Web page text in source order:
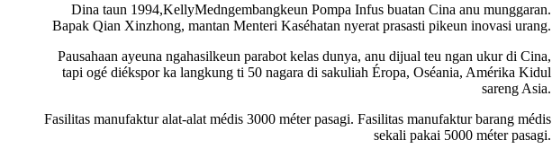
Dina taun 1994,KellyMedngembangkeun Pompa Infus buatan Cina anu munggaran.
Bapak Qian Xinzhong, mantan Menteri Kaséhatan nyerat prasasti pikeun inovasi urang.
Pausahaan ayeuna ngahasilkeun parabot kelas dunya, anu dijual teu ngan ukur di Cina,
tapi ogé diékspor ka langkung ti 50 nagara di sakuliah Éropa, Oséania, Amérika Kidul
sareng Asia.
Fasilitas manufaktur alat-alat médis 3000 méter pasagi. Fasilitas manufaktur barang médis
sekali pakai 5000 méter pasagi.